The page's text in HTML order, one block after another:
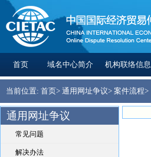
首页 域名中心简介 机构联络信息
当前位置: 首页> 通用网址争议> 案件流程>
通用网址争议
常见问题
解决办法